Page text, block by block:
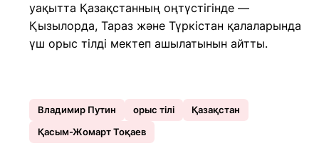
уақытта Қазақстанның оңтүстігінде —
Қызылорда, Тараз және Түркістан қалаларында
үш орыс тілді мектеп ашылатынын айтты.
Владимир Путин орыс тілі
Қазақстан
Қасым-Жомарт Тоқаев